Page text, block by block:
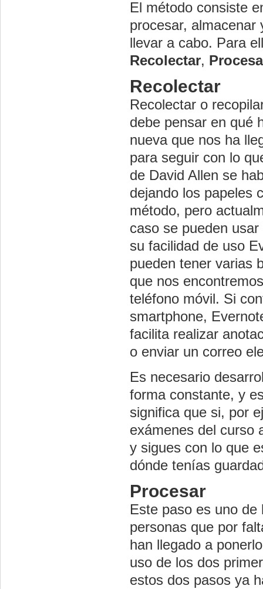
El método consiste
procesar, almacenar
llevar a cabo. Para
Recolectar,
Recolectar
Recolectar o
debe pensar en qué
nueva que nos ha
para seguir con lo
de David Allen se
dejando los papeles
método, pero
caso se pueden
su facilidad de uso
pueden tener varias
que nos
teléfono móvil. Si
smartphone,
facilita realizar
o enviar un correo
Es necesario
forma constante, y
significa que si, por
exámenes del curso
y sigues con lo que
dónde tenías
Procesar
Este paso es uno
personas que por
han llegado a
uso de los dos
estos dos pasos ya